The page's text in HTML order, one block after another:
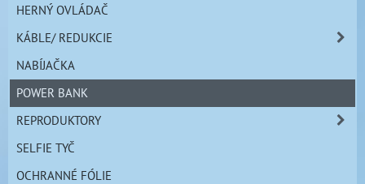
HERNÝ OVLÁDAČ
KÁBLE/ REDUKCIE
NABÍJAČKA
POWER BANK
REPRODUKTORY
SELFIE TYČ
OCHRANNÉ FÓLIE